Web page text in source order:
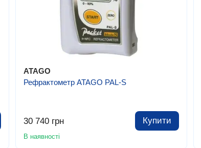
ATAGO
Рефрактометр ATAGO PAL-S
30 740 грн Купити
В наявності